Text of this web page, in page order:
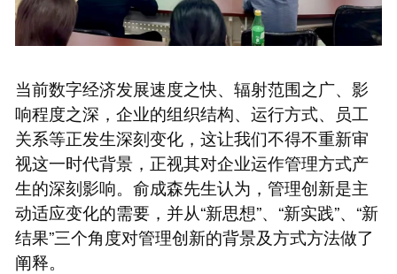
当前数字经济发展速度之快、辐射范围之广、影
响程度之深，企业的组织结构、运行方式、员工
关系等正发生深刻变化，这让我们不得不重新审
视这一时代背景，正视其对企业运作管理方式产
生的深刻影响。俞成森先生认为，管理创新是主
动适应变化的需要，并从“新思想”、“新实践”、“新
结果”三个角度对管理创新的背景及方式方法做了
阐释。